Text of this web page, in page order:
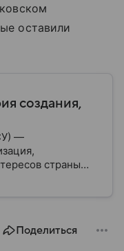
оставили
создания,
—
страны
Поделиться